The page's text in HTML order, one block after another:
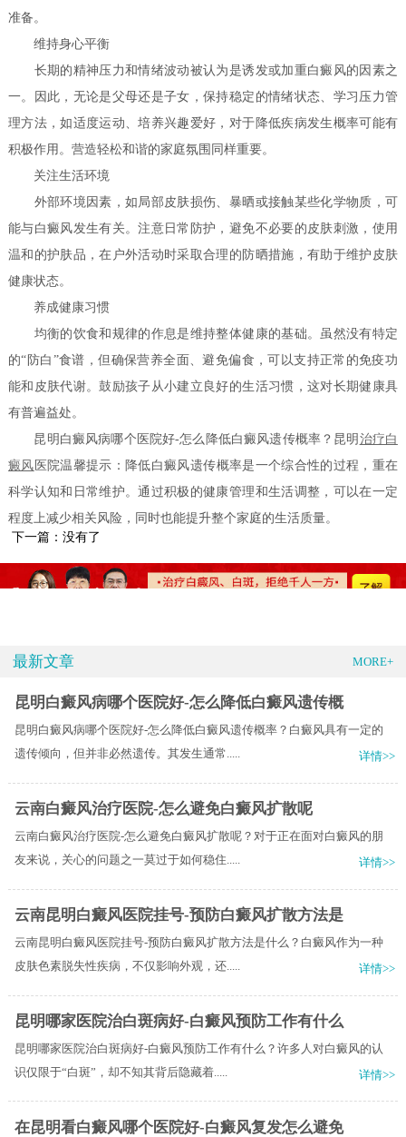
准备。
维持身心平衡
长期的精神压力和情绪波动被认为是诱发或加重白癜风的因素之
一。因此，无论是父母还是子女，保持稳定的情绪状态、学习压力管
理方法，如适度运动、培养兴趣爱好，对于降低疾病发生概率可能有
积极作用。营造轻松和谐的家庭氛围同样重要。
关注生活环境
外部环境因素，如局部皮肤损伤、暴晒或接触某些化学物质，可
能与白癜风发生有关。注意日常防护，避免不必要的皮肤刺激，使用
温和的护肤品，在户外活动时采取合理的防晒措施，有助于维护皮肤
健康状态。
养成健康习惯
均衡的饮食和规律的作息是维持整体健康的基础。虽然没有特定
的“防白”食谱，但确保营养全面、避免偏食，可以支持正常的免疫功
能和皮肤代谢。鼓励孩子从小建立良好的生活习惯，这对长期健康具
有普遍益处。
昆明白癜风病哪个医院好-怎么降低白癜风遗传概率？昆明 治疗白
癜风 医院温馨提示：降低白癜风遗传概率是一个综合性的过程，重在
科学认知和日常维护。通过积极的健康管理和生活调整，可以在一定
程度上减少相关风险，同时也能提升整个家庭的生活质量。
下一篇：没有了
最新文章 MORE+
昆明白癜风病哪个医院好-怎么降低白癜风遗传概
昆明白癜风病哪个医院好-怎么降低白癜风遗传概率？白癜风具有一定的
遗传倾向，但并非必然遗传。其发生通常.....
详情>>
云南白癜风治疗医院-怎么避免白癜风扩散呢
云南白癜风治疗医院-怎么避免白癜风扩散呢？对于正在面对白癜风的朋
友来说，关心的问题之一莫过于如何稳住.....
详情>>
云南昆明白癜风医院挂号-预防白癜风扩散方法是
云南昆明白癜风医院挂号-预防白癜风扩散方法是什么？白癜风作为一种
皮肤色素脱失性疾病，不仅影响外观，还.....
详情>>
昆明哪家医院治白斑病好-白癜风预防工作有什么
昆明哪家医院治白斑病好-白癜风预防工作有什么？许多人对白癜风的认
识仅限于“白斑”，却不知其背后隐藏着.....
详情>>
在昆明看白癜风哪个医院好-白癜风复发怎么避免